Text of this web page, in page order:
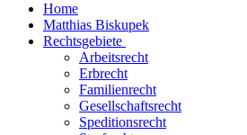
Home
Matthias Biskupek
Rechtsgebiete
Arbeitsrecht
Erbrecht
Familienrecht
Gesellschaftsrecht
Speditionsrecht